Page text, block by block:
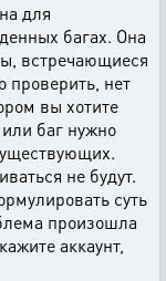
для
багах. Она
встречающиеся
проверить, нет
вы хотите
баг нужно
не будут.
суть
произошла
аккаунт,